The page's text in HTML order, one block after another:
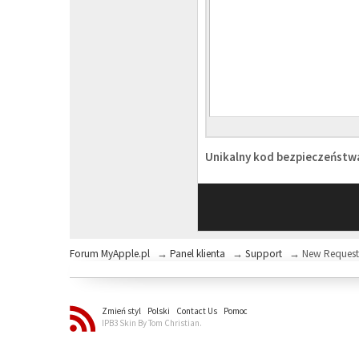
Unikalny kod
Forum MyApple.pl → Panel klienta → Support → New Request
Zmień styl Polski Contact Us
Pomoc
IPB3 Skin By Tom Christian.